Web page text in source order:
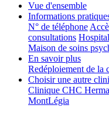
Vue d'ensemble
Informations
N° de téléphone
consultations
Maison de soins
En savoir plus
Redéploiement de la
Choisir une autre
Clinique CHC
MontLégia